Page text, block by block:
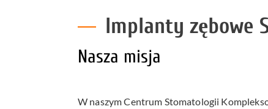
Co nas
Implanty zębowe
Nasza misja
W naszym Centrum Stomatologii